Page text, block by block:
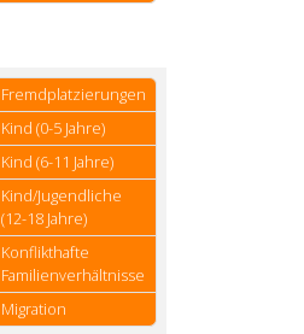
Fremdplatzierungen
Kind (0-5 Jahre)
Kind (6-11 Jahre)
Kind/Jugendliche
(12-18 Jahre)
Konflikthafte
Familienverhältnisse
Migration